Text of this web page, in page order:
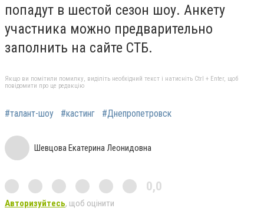
попадут в шестой сезон шоу. Анкету
участника можно предварительно
заполнить на сайте СТБ.
Якщо ви помітили помилку, виділіть необхідний текст і натисніть Ctrl + Enter, щоб
повідомити про це редакцію
#талант-шоу #кастинг #Днепропетровск
Шевцова Екатерина Леонидовна
0,0
Авторизуйтесь, щоб оцінити